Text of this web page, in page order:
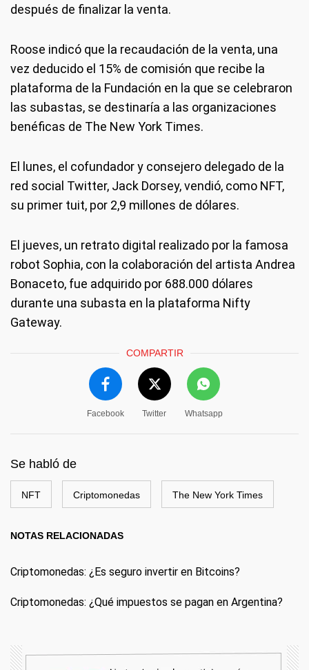
después de finalizar la venta.
Roose indicó que la recaudación de la venta, una
vez deducido el 15% de comisión que recibe la
plataforma de la Fundación en la que se celebraron
las subastas, se destinaría a las organizaciones
benéficas de The New York Times.
El lunes, el cofundador y consejero delegado de la
red social Twitter, Jack Dorsey, vendió, como NFT,
su primer tuit, por 2,9 millones de dólares.
El jueves, un retrato digital realizado por la famosa
robot Sophia, con la colaboración del artista Andrea
Bonaceto, fue adquirido por 688.000 dólares
durante una subasta en la plataforma Nifty
Gateway.
COMPARTIR
Facebook Twitter Whatsapp
Se habló de
NFT Criptomonedas The New York Times
NOTAS RELACIONADAS
Criptomonedas: ¿Es seguro invertir en Bitcoins?
Criptomonedas: ¿Qué impuestos se pagan en Argentina?